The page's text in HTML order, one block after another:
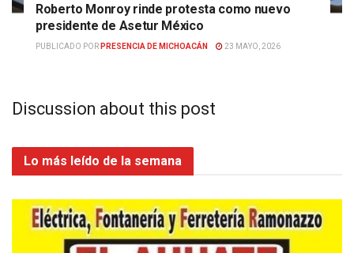
Roberto Monroy rinde protesta como nuevo
presidente de Asetur México
PUBLICADO POR PRESENCIA DE MICHOACÁN 23 MAYO, 2026
Discussion about this post
Lo más leído de la semana